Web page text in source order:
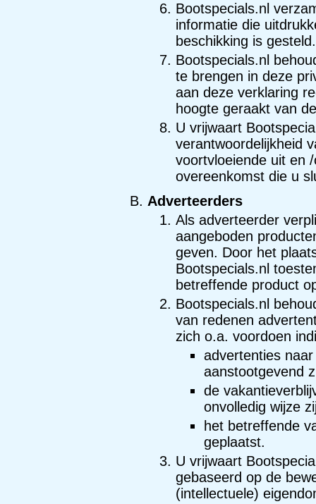
Bootspecials.nl
informatie die
beschikking is gesteld.
Bootspecials.nl
te brengen in deze
aan deze verklaring
hoogte geraakt van
U vrijwaart
verantwoordelijkheid
voortvloeiende uit en
overeenkomst die u
Adverteerders
Als adverteerder
aangeboden
geven. Door het
Bootspecials.nl
betreffende product
Bootspecials.nl
van redenen
zich o.a. voordoen
advertenties
aanstootgevend
de
onvolledig wijze
het betreffende
geplaatst.
U vrijwaart
gebaseerd op de
(intellectuele)